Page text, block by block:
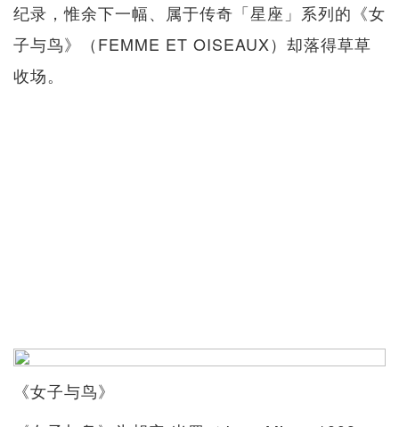
纪录，惟余下一幅、属于传奇「星座」系列的《女
子与鸟》（FEMME ET OISEAUX）却落得草草
收场。
《女子与鸟》